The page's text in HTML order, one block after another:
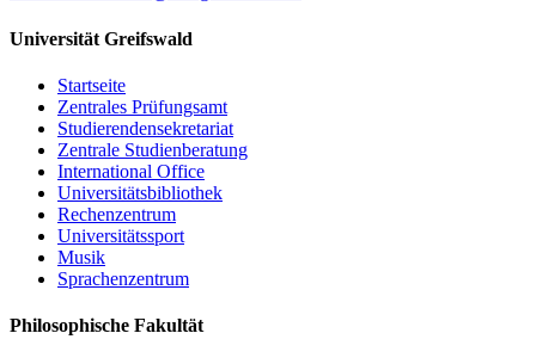
Universität Greifswald
Startseite
Zentrales Prüfungsamt
Studierendensekretariat
Zentrale Studienberatung
International Office
Universitätsbibliothek
Rechenzentrum
Universitätssport
Musik
Sprachenzentrum
Philosophische Fakultät